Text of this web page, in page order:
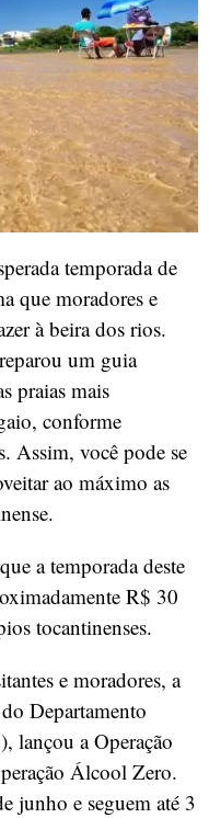
temporada de
que moradores e
à beira dos rios.
um guia
praias mais
conforme
Assim, você pode se
ao máximo as
a temporada deste
R$ 30
tocantinenses.
e moradores, a
Departamento
lançou a Operação
Álcool Zero.
junho e seguem até 3